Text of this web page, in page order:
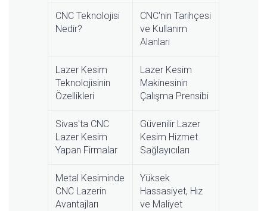
CNC Teknolojisi
Nedir?
CNC'nin Tarihçesi
ve Kullanım
Alanları
Lazer Kesim
Teknolojisinin
Özellikleri
Lazer Kesim
Makinesinin
Çalışma Prensibi
Sivas'ta CNC
Lazer Kesim
Yapan Firmalar
Güvenilir Lazer
Kesim Hizmet
Sağlayıcıları
Metal Kesiminde
CNC Lazerin
Avantajları
Yüksek
Hassasiyet, Hız
ve Maliyet